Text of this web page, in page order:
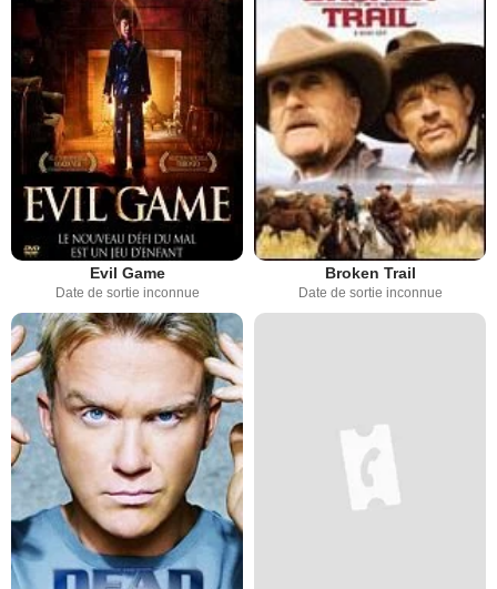
Evil Game
Date de sortie inconnue
Broken Trail
Date de sortie inconnue